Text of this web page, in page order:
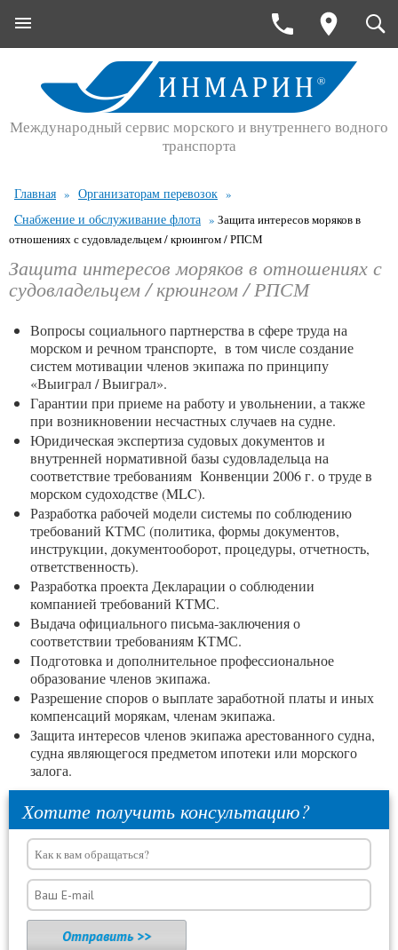
Международный сервис морского и внутреннего водного
транспорта
Главная » Организаторам перевозок »
Cнабжение и обслуживание флота » Защита интересов моряков в
отношениях с судовладельцем / крюингом / РПСМ
Защита интересов моряков в отношениях с
судовладельцем / крюингом / РПСМ
Вопросы социального партнерства в сфере труда на
морском и речном транспорте, в том числе создание
систем мотивации членов экипажа по принципу
«Выиграл / Выиграл».
Гарантии при приеме на работу и увольнении, а также
при возникновении несчастных случаев на судне.
Юридическая экспертиза судовых документов и
внутренней нормативной базы cудовладельца на
соответствие требованиям Конвенции 2006 г. о труде в
морском судоходстве (MLC).
Разработка рабочей модели системы по соблюдению
требований КТМС (политика, формы документов,
инструкции, документооборот, процедуры, отчетность,
ответственность).
Разработка проекта Декларации о соблюдении
компанией требований КТМС.
Выдача официального письма-заключения о
соответствии требованиям КТМС.
Подготовка и дополнительное профессиональное
образование членов экипажа.
Разрешение споров о выплате заработной платы и иных
компенсаций морякам, членам экипажа.
Защита интересов членов экипажа арестованного судна,
судна являющегося предметом ипотеки или морского
залога.
Хотите получить консультацию?